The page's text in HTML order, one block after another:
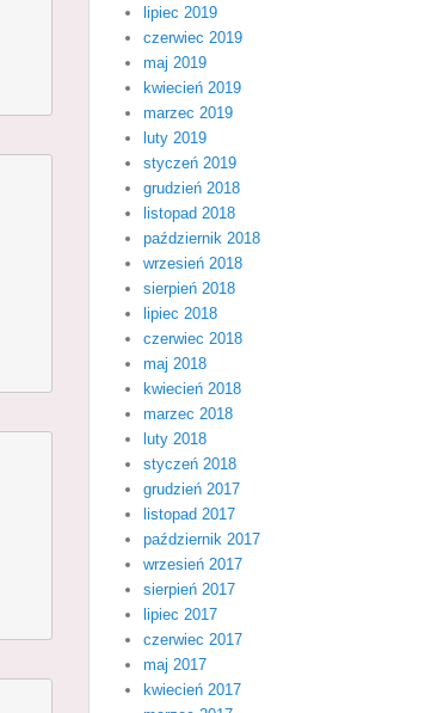
lipiec 2019
czerwiec 2019
maj 2019
kwiecień 2019
marzec 2019
luty 2019
styczeń 2019
grudzień 2018
listopad 2018
październik 2018
wrzesień 2018
sierpień 2018
lipiec 2018
czerwiec 2018
maj 2018
kwiecień 2018
marzec 2018
luty 2018
styczeń 2018
grudzień 2017
listopad 2017
październik 2017
wrzesień 2017
sierpień 2017
lipiec 2017
czerwiec 2017
maj 2017
kwiecień 2017